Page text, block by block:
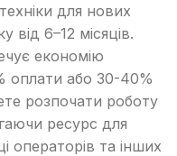
для нових
від 6–12 місяців.
економію
оплати або 30-40%
розпочати роботу
ресурс для
операторів та інших